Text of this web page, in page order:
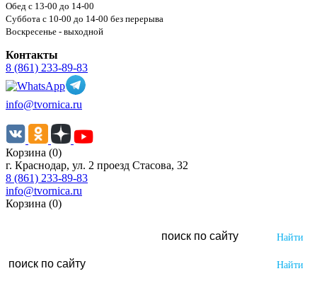
Обед с 13-00 до 14-00
Суббота с 10-00 до 14-00 без перерыва
Воскресенье - выходной
Контакты
8 (861) 233-89-83
info@tvornica.ru
Корзина (0)
г. Краснодар, ул. 2 проезд Стасова, 32
8 (861) 233-89-83
info@tvornica.ru
Корзина (0)